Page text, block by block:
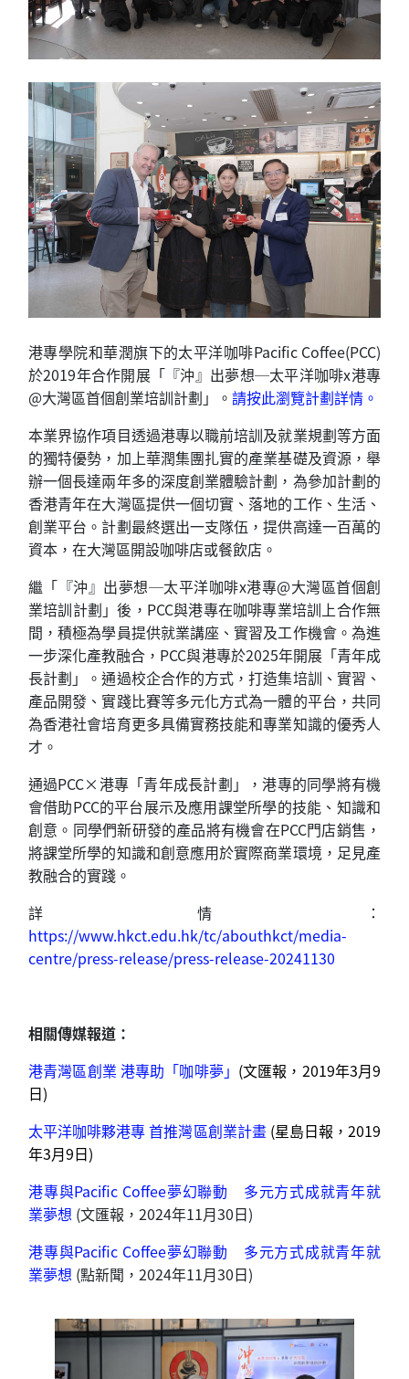
港專學院和華潤旗下的太平洋咖啡Pacific Coffee(PCC)
於2019年合作開展「『沖』出夢想─太平洋咖啡x港專
@大灣區首個創業培訓計劃」。 請按此瀏覽計劃詳情。
本業界協作項目透過港專以職前培訓及就業規劃等方面
的獨特優勢，加上華潤集團扎實的產業基礎及資源，舉
辦一個長達兩年多的深度創業體驗計劃，為參加計劃的
香港青年在大灣區提供一個切實、落地的工作、生活、
創業平台。計劃最終選出一支隊伍，提供高達一百萬的
資本，在大灣區開設咖啡店或餐飲店。
繼「『沖』出夢想─太平洋咖啡x港專@大灣區首個創
業培訓計劃」後，PCC與港專在咖啡專業培訓上合作無
間，積極為學員提供就業講座、實習及工作機會。為進
一步深化產教融合，PCC與港專於2025年開展「青年成
長計劃」。通過校企合作的方式，打造集培訓、實習、
產品開發、實踐比賽等多元化方式為一體的平台，共同
為香港社會培育更多具備實務技能和專業知識的優秀人
才。
通過PCC×港專「青年成長計劃」，港專的同學將有機
會借助PCC的平台展示及應用課堂所學的技能、知識和
創意。同學們新研發的產品將有機會在PCC門店銷售，
將課堂所學的知識和創意應用於實際商業環境，足見產
教融合的實踐。
詳情：
https://www.hkct.edu.hk/tc/abouthkct/media-
centre/press-release/press-release-20241130
相關傳媒報道：
港青灣區創業 港專助「咖啡夢」 (文匯報，2019年3月9
日)
太平洋咖啡夥港專 首推灣區創業計畫(星島日報，2019
年3月9日)
港專與Pacific Coffee夢幻聯動 多元方式成就青年就
業夢想 (文匯報，2024年11月30日)
港專與Pacific Coffee夢幻聯動 多元方式成就青年就
業夢想 (點新聞，2024年11月30日)